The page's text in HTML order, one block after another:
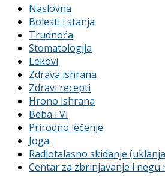
Naslovna
Bolesti i stanja
Trudnoća
Stomatologija
Lekovi
Zdrava ishrana
Zdravi recepti
Hrono ishrana
Beba i Vi
Prirodno lečenje
Joga
Radiotalasno skidanje
Centar za zbrinjavanje i negu